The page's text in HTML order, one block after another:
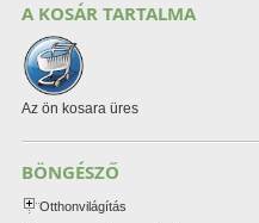
A KOSÁR TARTALMA
Az ön kosara üres
BÖNGÉSZŐ
Otthonvilágítás